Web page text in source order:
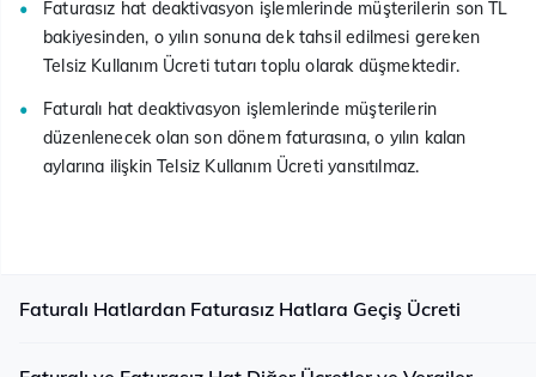
Faturasız hat deaktivasyon işlemlerinde müşterilerin son TL
bakiyesinden, o yılın sonuna dek tahsil edilmesi gereken
Telsiz Kullanım Ücreti tutarı toplu olarak düşmektedir.
Faturalı hat deaktivasyon işlemlerinde müşterilerin
düzenlenecek olan son dönem faturasına, o yılın kalan
aylarına ilişkin Telsiz Kullanım Ücreti yansıtılmaz.
Faturalı Hatlardan Faturasız Hatlara Geçiş Ücreti